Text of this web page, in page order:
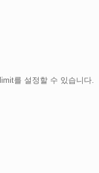
를 설정할 수 있습니다.